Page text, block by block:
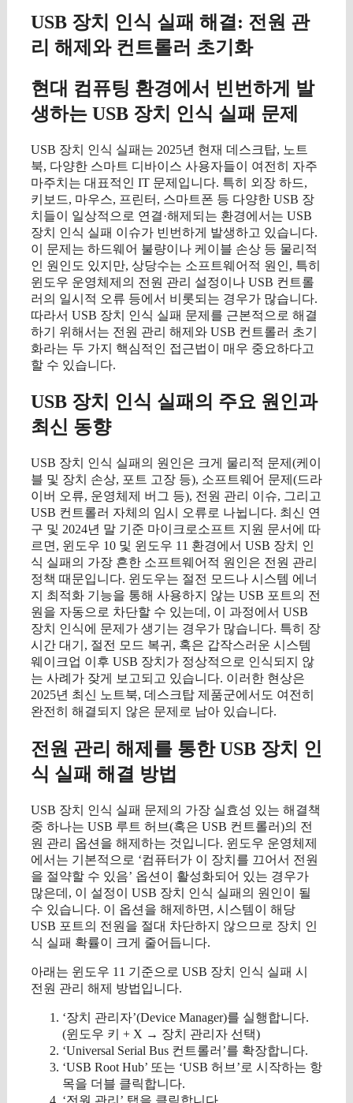
USB 장치 인식 실패 해결: 전원 관
리 해제와 컨트롤러 초기화
현대 컴퓨팅 환경에서 빈번하게 발
생하는 USB 장치 인식 실패 문제
USB 장치 인식 실패는 2025년 현재 데스크탑, 노트
북, 다양한 스마트 디바이스 사용자들이 여전히 자주
마주치는 대표적인 IT 문제입니다. 특히 외장 하드,
키보드, 마우스, 프린터, 스마트폰 등 다양한 USB 장
치들이 일상적으로 연결·해제되는 환경에서는 USB
장치 인식 실패 이슈가 빈번하게 발생하고 있습니다.
이 문제는 하드웨어 불량이나 케이블 손상 등 물리적
인 원인도 있지만, 상당수는 소프트웨어적 원인, 특히
윈도우 운영체제의 전원 관리 설정이나 USB 컨트롤
러의 일시적 오류 등에서 비롯되는 경우가 많습니다.
따라서 USB 장치 인식 실패 문제를 근본적으로 해결
하기 위해서는 전원 관리 해제와 USB 컨트롤러 초기
화라는 두 가지 핵심적인 접근법이 매우 중요하다고
할 수 있습니다.
USB 장치 인식 실패의 주요 원인과
최신 동향
USB 장치 인식 실패의 원인은 크게 물리적 문제(케이
블 및 장치 손상, 포트 고장 등), 소프트웨어 문제(드라
이버 오류, 운영체제 버그 등), 전원 관리 이슈, 그리고
USB 컨트롤러 자체의 임시 오류로 나뉩니다. 최신 연
구 및 2024년 말 기준 마이크로소프트 지원 문서에 따
르면, 윈도우 10 및 윈도우 11 환경에서 USB 장치 인
식 실패의 가장 흔한 소프트웨어적 원인은 전원 관리
정책 때문입니다. 윈도우는 절전 모드나 시스템 에너
지 최적화 기능을 통해 사용하지 않는 USB 포트의 전
원을 자동으로 차단할 수 있는데, 이 과정에서 USB
장치 인식에 문제가 생기는 경우가 많습니다. 특히 장
시간 대기, 절전 모드 복귀, 혹은 갑작스러운 시스템
웨이크업 이후 USB 장치가 정상적으로 인식되지 않
는 사례가 잦게 보고되고 있습니다. 이러한 현상은
2025년 최신 노트북, 데스크탑 제품군에서도 여전히
완전히 해결되지 않은 문제로 남아 있습니다.
전원 관리 해제를 통한 USB 장치 인
식 실패 해결 방법
USB 장치 인식 실패 문제의 가장 실효성 있는 해결책
중 하나는 USB 루트 허브(혹은 USB 컨트롤러)의 전
원 관리 옵션을 해제하는 것입니다. 윈도우 운영체제
에서는 기본적으로 ‘컴퓨터가 이 장치를 끄어서 전원
을 절약할 수 있음’ 옵션이 활성화되어 있는 경우가
많은데, 이 설정이 USB 장치 인식 실패의 원인이 될
수 있습니다. 이 옵션을 해제하면, 시스템이 해당
USB 포트의 전원을 절대 차단하지 않으므로 장치 인
식 실패 확률이 크게 줄어듭니다.
아래는 윈도우 11 기준으로 USB 장치 인식 실패 시
전원 관리 해제 방법입니다.
‘장치 관리자’(Device Manager)를 실행합니다.
(윈도우 키 + X → 장치 관리자 선택)
‘Universal Serial Bus 컨트롤러’를 확장합니다.
‘USB Root Hub’ 또는 ‘USB 허브’로 시작하는 항
목을 더블 클릭합니다.